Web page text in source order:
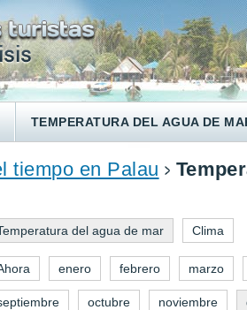
TEMPERATURA DEL AGUA DE
tiempo en Palau
del agua de mar Clima
enero febrero marzo
octubre noviembre